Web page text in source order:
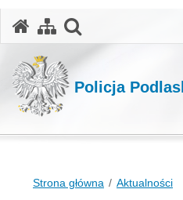
Policja
Strona główna Aktualności